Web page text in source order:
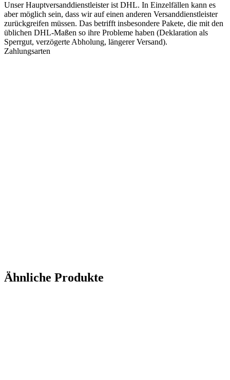
Unser Hauptversanddienstleister ist DHL. In Einzelfällen kann es
aber möglich sein, dass wir auf einen anderen Versanddienstleister
zurückgreifen müssen. Das betrifft insbesondere Pakete, die mit den
üblichen DHL-Maßen so ihre Probleme haben (Deklaration als
Sperrgut, verzögerte Abholung, längerer Versand).
Zahlungsarten
Ähnliche Produkte